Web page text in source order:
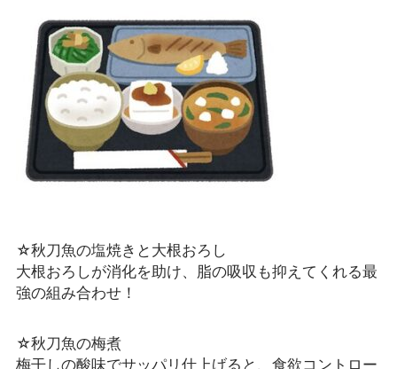
☆秋刀魚の塩焼きと大根おろし
大根おろしが消化を助け、脂の吸収も抑えてくれる最
強の組み合わせ！
☆秋刀魚の梅煮
梅干しの酸味でサッパリ仕上げると、食欲コントロー